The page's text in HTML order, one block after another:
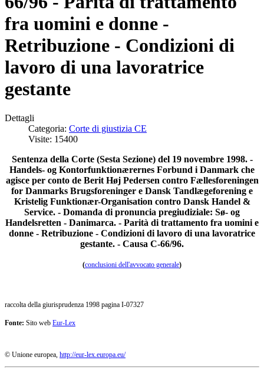
fra uomini e donne -
Retribuzione - Condizioni di
lavoro di una lavoratrice
gestante
Dettagli
Categoria: Corte di giustizia CE
Visite: 15400
Sentenza della Corte (Sesta Sezione) del 19 novembre 1998. -
Handels- og Kontorfunktionærernes Forbund i Danmark che
agisce per conto de Berit Høj Pedersen contro Fællesforeningen
for Danmarks Brugsforeninger e Dansk Tandlægeforening e
Kristelig Funktionær-Organisation contro Dansk Handel &
Service. - Domanda di pronuncia pregiudiziale: Sø- og
Handelsretten - Danimarca. - Parità di trattamento fra uomini e
donne - Retribuzione - Condizioni di lavoro di una lavoratrice
gestante. - Causa C-66/96.
(conclusioni dell'avvocato generale)
raccolta della giurisprudenza 1998 pagina I-07327
Fonte: Sito web Eur-Lex
© Unione europea, http://eur-lex.europa.eu/